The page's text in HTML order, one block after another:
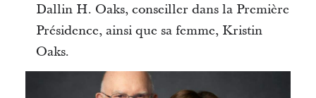
Dallin H. Oaks, conseiller dans la Première
Présidence, ainsi que sa femme, Kristin
Oaks.